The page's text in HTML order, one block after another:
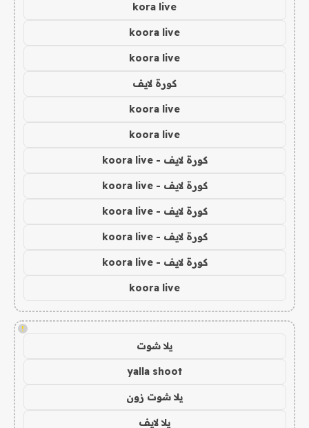
kora live
koora live
koora live
كورة لايف
koora live
koora live
كورة لايف - koora live
كورة لايف - koora live
كورة لايف - koora live
كورة لايف - koora live
كورة لايف - koora live
koora live
!
يلا شوت
yalla shoot
يلا شوت زون
يلا لايف